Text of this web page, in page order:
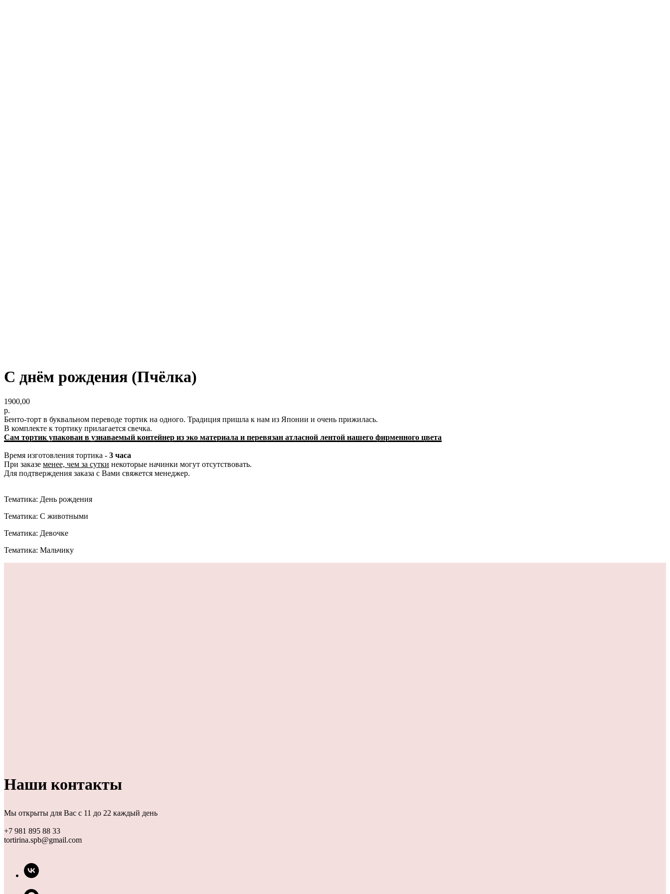
С днём рождения (Пчёлка)
1900,00
р.
Бенто-торт в буквальном переводе тортик на одного. Традиция пришла к нам из Японии и очень прижилась.
В комплекте к тортику прилагается свечка.
Сам тортик упакован в узнаваемый контейнер из эко материала и перевязан атласной лентой нашего фирменного цвета
Время изготовления тортика - 3 часа
При заказе менее, чем за сутки некоторые начинки могут отсутствовать.
Для подтверждения заказа с Вами свяжется менеджер.
Тематика: День рождения
Тематика: С животными
Тематика: Девочке
Тематика: Мальчику
Наши контакты
Мы открыты для Вас с 11 до 22 каждый день
+7 981 895 88 33
tortirina.spb@gmail.com